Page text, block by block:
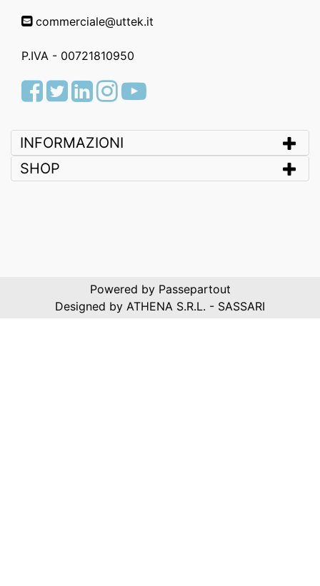
commerciale@uttek.it
P.IVA - 00721810950
Facebook
TwitterLinkedInInstagram
Youtube
INFORMAZIONI
SHOP
Powered by Passepartout
Designed by ATHENA S.R.L. - SASSARI